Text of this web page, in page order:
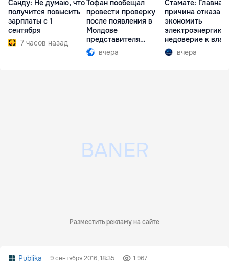
Санду: Не думаю, что
получится повысить
зарплаты с 1
сентября
7 часов назад
Тофан пообещал
провести проверку
после появления в
Молдове
представителя
Южной Осетии
вчера
Стамате: Главная
причина отказа
экономить
электроэнергию
недоверие к
вчера
Разместить рекламу на сайте
Publika 9 сентября 2016, 18:35 1 967